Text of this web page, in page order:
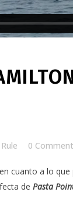
0
cuanto a lo que
de Pasta